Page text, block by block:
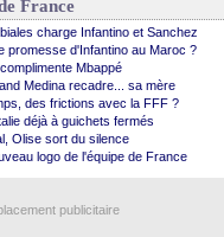
France
charge Infantino et Sanchez
promesse d'Infantino au Maroc ?
Mbappé
Medina recadre... sa mère
des frictions avec la FFF ?
déjà à guichets fermés
Olise sort du silence
logo de l'équipe de France
déjà à un retour de Mendy
publicitaire